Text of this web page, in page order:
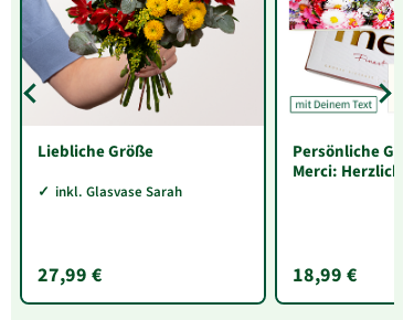
Liebliche Größe
inkl. Glasvase Sarah
27,99 €
Persönliche
Merci: Herzlichen
18,99 €